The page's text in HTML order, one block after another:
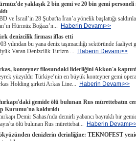
yaklaşık 2 bin gemi ve 20 bin gemi
ve İsrail’in 28 Şubat'ta İran’a yönelik başlattığı
Hürmüz Boğazı’n...
Haberin Devamı>>
denizcilik firması iflas etti
yılından bu yana deniz taşımacılığı sektöründe faaliyet
Varan Denizcilik Turizm ...
Haberin Devamı>>
konteyner filosundaki liderliğini Akkon'a
yüzyıldır Türkiye’nin en büyük konteyner gemi
Holding şirketi Arkas Line...
Haberin Devamı>>
gemide ölü bulunan Rus mürettebatın
Kurumu'na kaldırıldı
Demir Sahası'nda demirli yabancı bayraklı bir
ölü bulunan Rus mürettebat...
Haberin
denizlerin derinliğine: TEKNOFEST